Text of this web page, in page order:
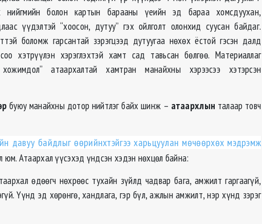
болон картын барааны үеийн эд бараа хомсдуухан,
үүдэлтэй “хоосон, дутуу” гэх ойлголт олонхид суусан байдаг.
боломж гарсантай зэрэгцээд дутуугаа нөхөх ёстой гэсэн далд
хэтрүүлэн хэрэглэхтэй хамт сад тавьсан бөлгөө. Материаллаг
хожимдол” атаархалтай хамтран манайхны хэрээсээ хэтэрсэн
буюу манайхны дотор нийтлэг байх шинж – атаархлын талаар товч
давуу байдлыг өөрийнхтэйгээ харьцуулан мөчөөрхөх мэдрэмж
юм. Атаархал үүсэхэд үндсэн хэдэн нөхцөл байна:
өдөөгч нөхрөөс тухайн зүйлд чадвар бага, амжилт гаргаагүй,
Үүнд эд хөрөнгө, хандлага, гэр бүл, ажлын амжилт, нэр хүнд зэрэг